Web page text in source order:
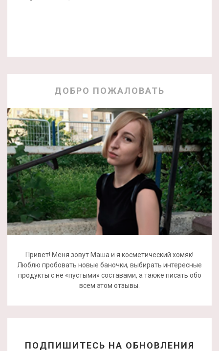
ДОБРО ПОЖАЛОВАТЬ
Привет! Меня зовут Маша и я косметический хомяк!
Люблю пробовать новые баночки, выбирать интересные
продукты с не «пустыми» составами, а также писать обо
всем этом отзывы.
ПОДПИШИТЕСЬ НА ОБНОВЛЕНИЯ